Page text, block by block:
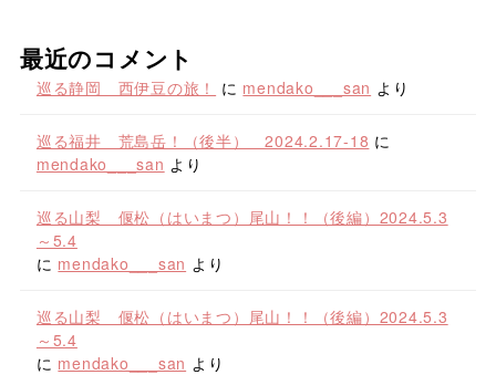
最近のコメント
巡る静岡 西伊豆の旅！ に mendako___san より
巡る福井 荒島岳！（後半） 2024.2.17-18 に
mendako___san より
巡る山梨 偃松（はいまつ）尾山！！（後編）2024.5.3
～5.4
に mendako___san より
巡る山梨 偃松（はいまつ）尾山！！（後編）2024.5.3
～5.4
に mendako___san より